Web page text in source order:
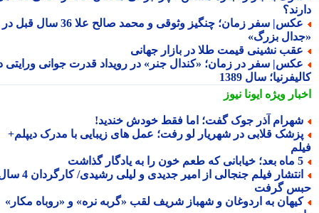
عکس| سفر زمان؛ چنگیز وثوقی و محمد صالح علا 36 سال قبل در
بزرگ»
نشینی قیمت طلا در بازار جهانی
سفر در زمان؛ «کندال جنر» در رویداد قدرت جوانی ورایتی در
سال 1389
ویژهایونا نیوز
آذر جوک گفت؛ اما فقط خودش خندید!
قلابی در شهریار لو رفت؛ عمل های زیبایی با مدرک دیپلم+
انتشار فیلم جنجالی از امیر جدیدی و لیلی رشیدی/ کارگردان 4 سال
گرفت
به اردوغان و شهباز شریف لقب «گربه نره» و «روباه مکار»